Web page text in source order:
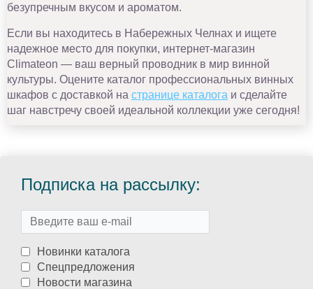
безупречным вкусом и ароматом.
Если вы находитесь в Набережных Челнах и ищете
надежное место для покупки, интернет-магазин
Climateon — ваш верный проводник в мир винной
культуры. Оцените каталог профессиональных винных
шкафов с доставкой на странице каталога и сделайте
шаг навстречу своей идеальной коллекции уже сегодня!
Подписка на рассылку:
Новинки каталога
Спецпредложения
Новости магазина